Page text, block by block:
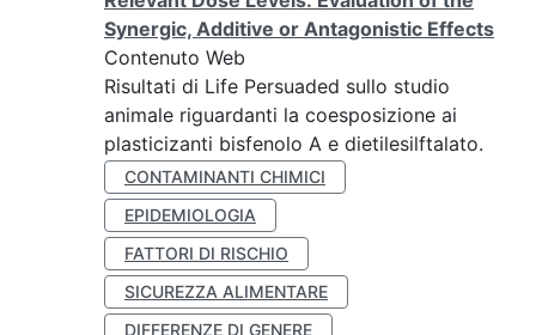
Synergic, Additive or Antagonistic Effects
Contenuto Web
Risultati di Life Persuaded sullo studio
animale riguardanti la coesposizione ai
plasticizanti bisfenolo A e dietilesilftalato.
CONTAMINANTI CHIMICI
EPIDEMIOLOGIA
FATTORI DI RISCHIO
SICUREZZA ALIMENTARE
DIFFERENZE DI GENERE